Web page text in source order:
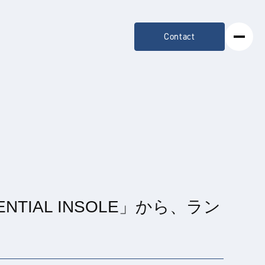
Contact
INSOLE」から、ラン